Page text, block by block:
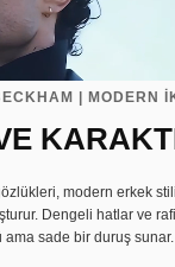
| MODERN
modern erkek
Dengeli hatlar ve
ama sade bir duruş sunar.